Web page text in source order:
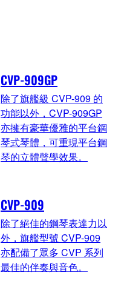
CVP-909GP
除了旗艦級 CVP-909 的
功能以外，CVP-909GP
亦擁有豪華優雅的平台鋼
琴式琴體，可重現平台鋼
琴的立體聲學效果。
CVP-909
除了絕佳的鋼琴表達力以
外，旗艦型號 CVP-909
亦配備了眾多 CVP 系列
最佳的伴奏與音色。